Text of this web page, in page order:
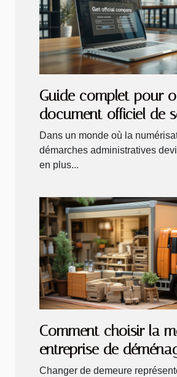
Guide complet pour
document officiel de
ligne
Dans un monde où la
démarches administratives
en plus...
Comment choisir la
entreprise de
selon vos besoins
Changer de demeure